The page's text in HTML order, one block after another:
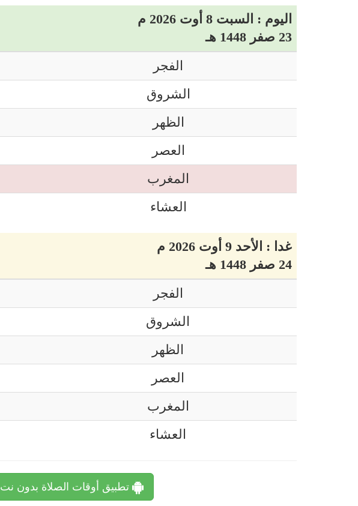
اليوم : السبت 8 أوت 2026 م
23 صفر 1448 هـ
الفجر
الشروق
الظهر
العصر
المغرب
العشاء
غدا : الأحد 9 أوت 2026 م
24 صفر 1448 هـ
الفجر
الشروق
الظهر
العصر
المغرب
العشاء
تطبيق أوقات الصلاة بدون نت